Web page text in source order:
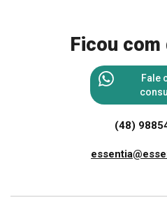
Ficou com
Fale
(48)